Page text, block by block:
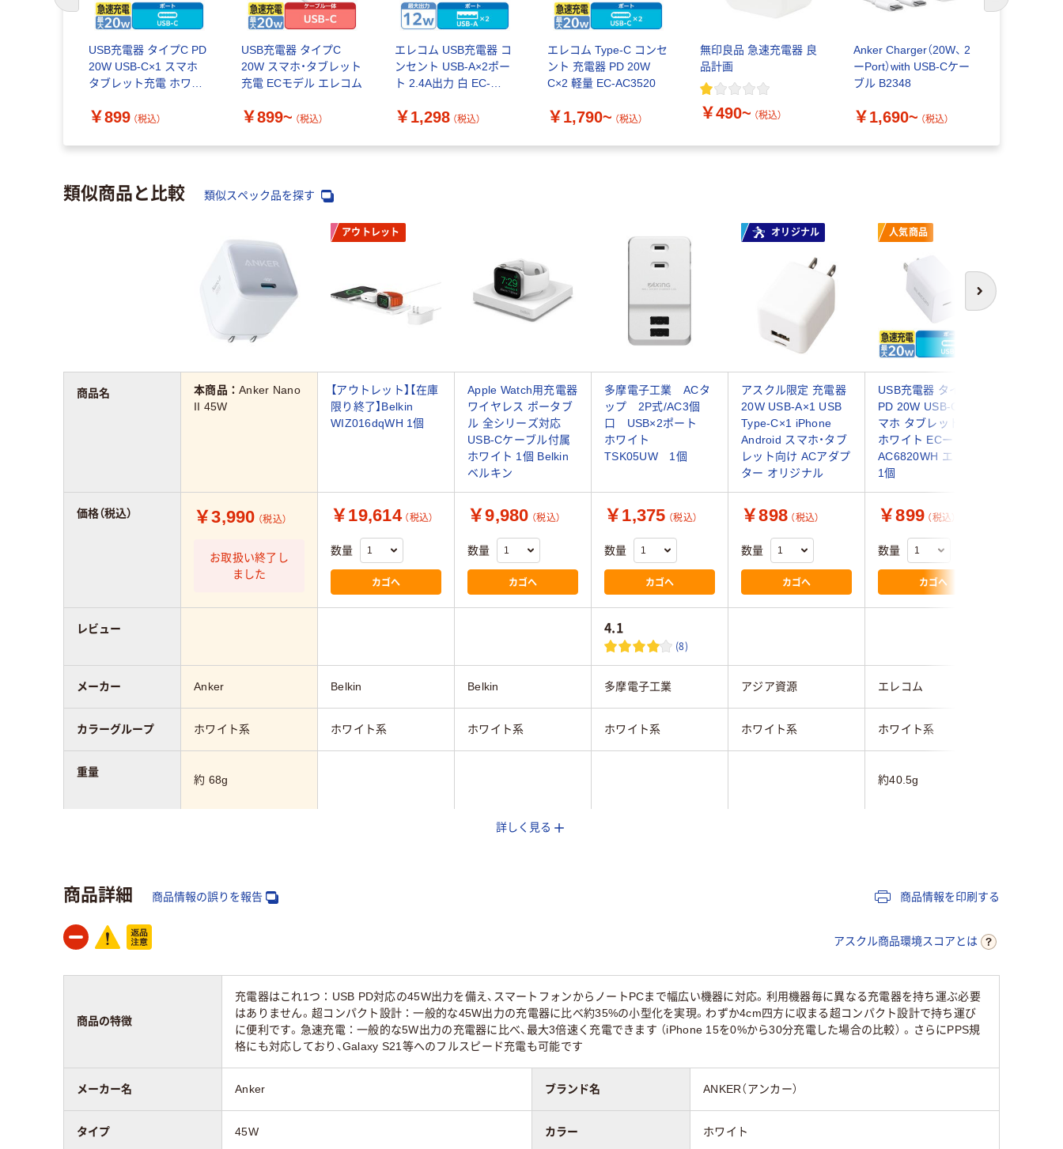
USB充電器 タイプC PD
20W USB-C×1 スマホ
タブレット充電 ホワイ
レコム 1個
￥899 （税込）
USB充電器 タイプC
20W スマホ・タブレット
充電 ECモデル エレコム
￥899~ （税込）
エレコム USB充電器 コ
ンセント USB-A×2ポー
ト 2.4A出力 白 EC-
￥1,298 （税込）
エレコム Type-C コンセ
ント 充電器 PD 20W
C×2 軽量 EC-AC3520
￥1,790~ （税込）
無印良品 急速充電器 良
品計画
￥490~ （税込）
Anker Charger（20W、 2
ーPort）with USB-Cケー
ブル B2348
￥1,690~ （税込）
前のスライドへ 次のスライド
類似商品と比較 類似スペック品を探す
次へ
アウトレット オリジナル 人気商品
本商品：Anker Nano
II 45W
【アウトレット】【在庫
限り終了】Belkin
WIZ016dqWH 1個
Apple Watch用充電器
ワイヤレス ポータブ
ル 全シリーズ対応
USB-Cケーブル付属
ホワイト 1個 Belkin
ベルキン
多摩電子工業 ACタ
ップ 2P式/AC3個
口 USB×2ポート
ホワイト
TSK05UW 1個
アスクル限定 充電器
20W USB-A×1 USB
Type-C×1 iPhone
Android スマホ・タブ
レット向け ACアダプ
ター オリジナル
USB充電器 タイプC
PD 20W USB-C×1 ス
マホ タブレット充電
ホワイト ECー
AC6820WH エレコム
1個
￥3,990 （税込）
お取扱い終了し
ました
￥19,614 （税込）
数量
カゴへ
￥9,980 （税込）
数量
カゴへ
￥1,375 （税込）
数量
カゴへ
￥898 （税込）
数量
カゴへ
￥899 （税込）
数量
カゴへ
4.1
(8)
Anker Belkin Belkin 多摩電子工業 アジア資源 エレコム
ホワイト系 ホワイト系 ホワイト系 ホワイト系 ホワイト系 ホワイト系
約 68g 約40.5g
商品名
価格（税込）
レビュー
メーカー
カラーグループ
重量
詳しく見る
商品詳細 商品情報の誤りを報告 商品情報を印刷する
アスクル商品環境スコアとは
商品の特徴
充電器はこれ1つ：USB PD対応の45W出力を備え、スマートフォンからノートPCまで幅広い機器に対応。利用機器毎に異なる充電器を持ち運ぶ必要
はありません。超コンパクト設計：一般的な45W出力の充電器に比べ約35%の小型化を実現。わずか4cm四方に収まる超コンパクト設計で持ち運び
に便利です。急速充電：一般的な5W出力の充電器に比べ、最大3倍速く充電できます （iPhone 15を0%から30分充電した場合の比較） 。さらにPPS規
格にも対応しており、Galaxy S21等へのフルスピード充電も可能です
メーカー名 Anker ブランド名 ANKER（アンカー）
タイプ 45W カラー ホワイト